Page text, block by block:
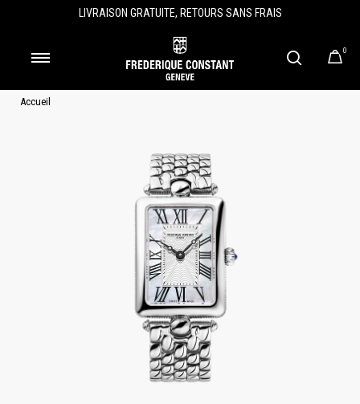
LIVRAISON GRATUITE, RETOURS SANS FRAIS
0
Accueil